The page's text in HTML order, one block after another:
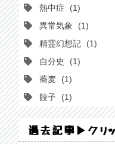
熱中症
1
異常気象
1
精霊幻想記
1
自分史
1
蕎麦
1
餃子
1
過去記事▶クリ